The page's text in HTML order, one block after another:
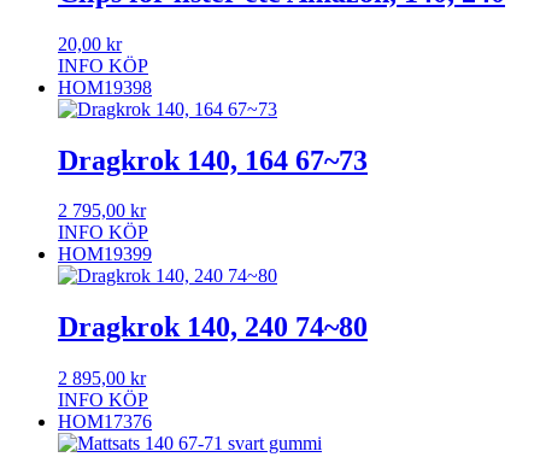
20,00 kr
INFO KÖP
HOM19398
Dragkrok 140, 164 67~73
2 795,00 kr
INFO KÖP
HOM19399
Dragkrok 140, 240 74~80
2 895,00 kr
INFO KÖP
HOM17376